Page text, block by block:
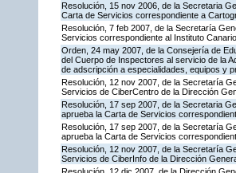
Resolución, 15 nov 2006, de la Secretaria
Carta de Servicios correspondiente a
Resolución, 7 feb 2007, de la Secretaría
Servicios correspondiente al Instituto
Orden, 24 may 2007, de la Consejería de
del Cuerpo de Inspectores al servicio de la
de adscripción a especialidades, equipos y
Resolución, 12 nov 2007, de la Secretaría
Servicios de CiberCentro de la Dirección
Resolución, 17 sep 2007, de la Secretaria
aprueba la Carta de Servicios
Resolución, 17 sep 2007, de la Secretaría
aprueba la Carta de Servicios
Resolución, 12 nov 2007, de la Secretaría
Servicios de CiberInfo de la Dirección